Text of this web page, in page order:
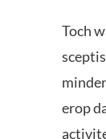
Toch
erop